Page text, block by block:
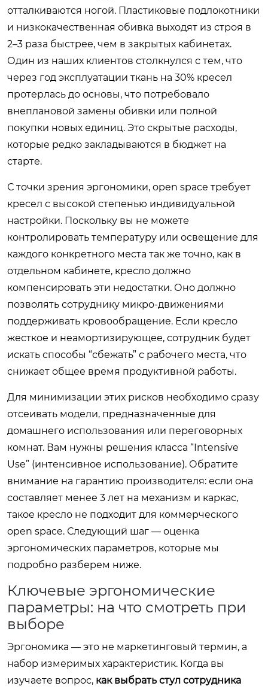
отталкиваются ногой. Пластиковые подлокотники
и низкокачественная обивка выходят из строя в
2–3 раза быстрее, чем в закрытых кабинетах.
Один из наших клиентов столкнулся с тем, что
через год эксплуатации ткань на 30% кресел
протерлась до основы, что потребовало
внеплановой замены обивки или полной
покупки новых единиц. Это скрытые расходы,
которые редко закладываются в бюджет на
старте.
С точки зрения эргономики, open space требует
кресел с высокой степенью индивидуальной
настройки. Поскольку вы не можете
контролировать температуру или освещение для
каждого конкретного места так же точно, как в
отдельном кабинете, кресло должно
компенсировать эти недостатки. Оно должно
позволять сотруднику микро-движениями
поддерживать кровообращение. Если кресло
жесткое и неамортизирующее, сотрудник будет
искать способы “сбежать” с рабочего места, что
снижает общее время продуктивной работы.
Для минимизации этих рисков необходимо сразу
отсеивать модели, предназначенные для
домашнего использования или переговорных
комнат. Вам нужны решения класса “Intensive
Use” (интенсивное использование). Обратите
внимание на гарантию производителя: если она
составляет менее 3 лет на механизм и каркас,
такое кресло не подходит для коммерческого
open space. Следующий шаг — оценка
эргономических параметров, которые мы
подробно разберем ниже.
Ключевые эргономические
параметры: на что смотреть при
выборе
Эргономика — это не маркетинговый термин, а
набор измеримых характеристик. Когда вы
изучаете вопрос, как выбрать стул сотрудника